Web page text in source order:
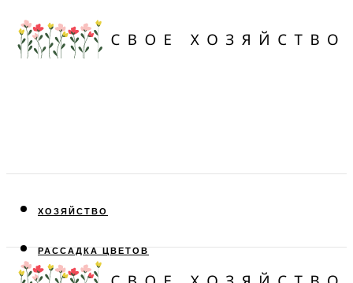
ХОЗЯЙСТВО
РАССАДКА ЦВЕТОВ